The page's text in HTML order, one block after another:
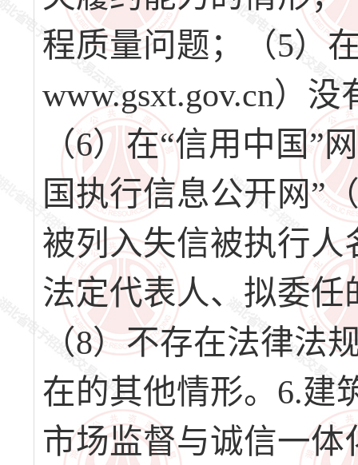
程质量问题；（5）
www.gsxt.gov.cn）
（6）在“信用中国”
国执行信息公开网”
被列入失信被执行
法定代表人、拟委
（8）不存在法律法
在的其他情形。6.建
市场监督与诚信一